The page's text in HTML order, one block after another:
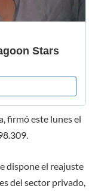
firmó este lunes el
dispone el reajuste
del sector privado,